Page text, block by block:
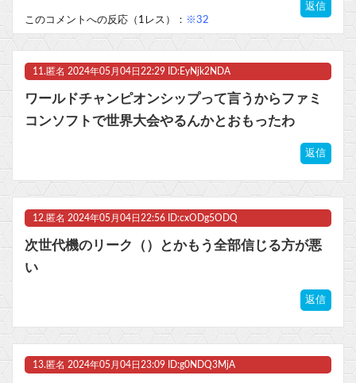
返信
このコメントへの反応（1レス）： ※32
11. 匿名 2024年05月04日22:29 ID:EyNjk2NDA
ワールドチャンピオンシップって言うからファミ
コンソフトで世界大会やるんかとおもったわ
返信
12. 匿名 2024年05月04日22:56 ID:cxODg5ODQ
次世代機のリーク（）とかもう全部信じる方が悪
い
返信
13. 匿名 2024年05月04日23:09 ID:g0NDQ3MjA